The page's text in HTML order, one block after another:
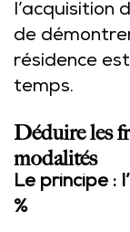
l’acquisition
de
résidence
temps.
Déduire les
modalités
Le principe :
%